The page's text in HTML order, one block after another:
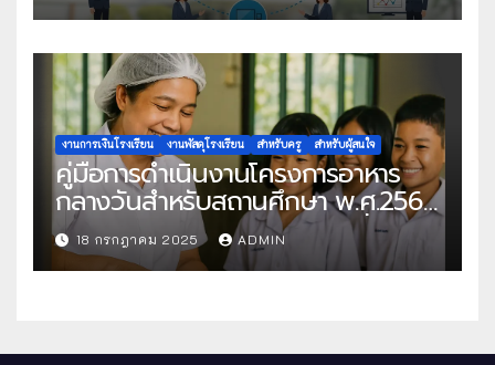
งานการเงินโรงเรียน งานพัสดุโรงเรียน สำหรับครู สำหรับผู้สนใจ
คู่มือการดำเนินงานโครงการอาหาร
กลางวันสำหรับสถานศึกษา พ.ศ.2568
แนวทางครบถ้วนสู่การจัดการที่มี
ประสิทธิภาพ
18 กรกฎาคม 2025 ADMIN